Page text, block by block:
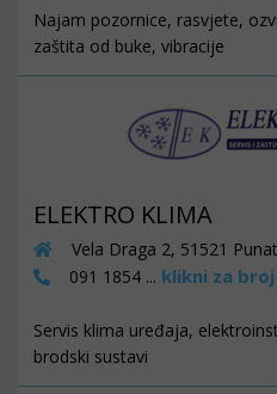
Najam pozornice, rasvjete,
zaštita od buke, vibracije
ELEKTRO KLIMA
Vela Draga 2, 51521
091 1854 ... klikni za broj
Servis klima uređaja,
brodski sustavi